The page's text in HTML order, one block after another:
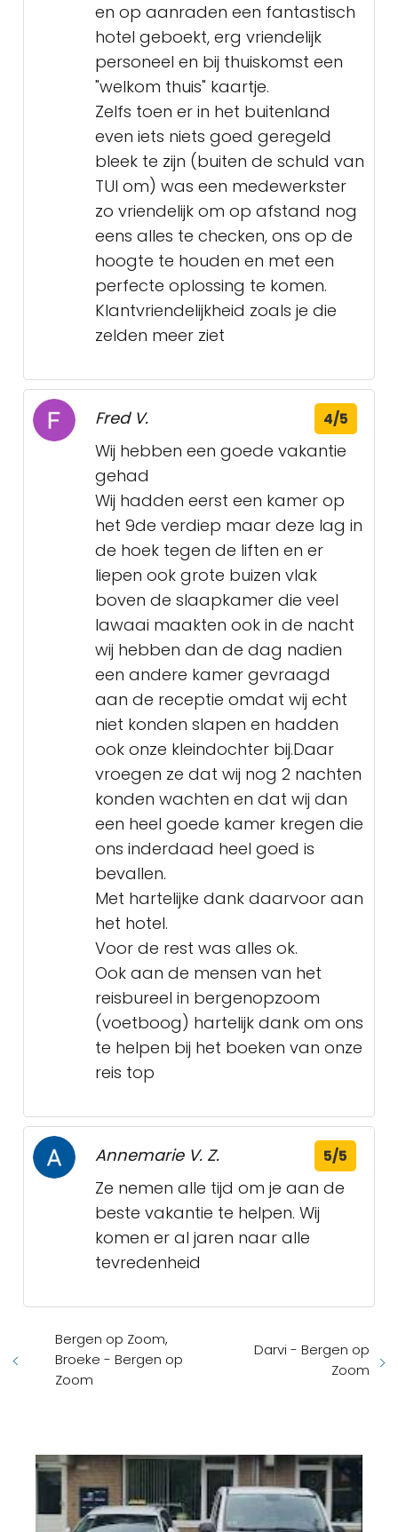
en op aanraden een fantastisch
hotel geboekt, erg vriendelijk
personeel en bij thuiskomst een
"welkom thuis" kaartje.
Zelfs toen er in het buitenland
even iets niets goed geregeld
bleek te zijn (buiten de schuld van
TUI om) was een medewerkster
zo vriendelijk om op afstand nog
eens alles te checken, ons op de
hoogte te houden en met een
perfecte oplossing te komen.
Klantvriendelijkheid zoals je die
zelden meer ziet
Fred V. 4/5
Wij hebben een goede vakantie
gehad
Wij hadden eerst een kamer op
het 9de verdiep maar deze lag in
de hoek tegen de liften en er
liepen ook grote buizen vlak
boven de slaapkamer die veel
lawaai maakten ook in de nacht
wij hebben dan de dag nadien
een andere kamer gevraagd
aan de receptie omdat wij echt
niet konden slapen en hadden
ook onze kleindochter bij.Daar
vroegen ze dat wij nog 2 nachten
konden wachten en dat wij dan
een heel goede kamer kregen die
ons inderdaad heel goed is
bevallen.
Met hartelijke dank daarvoor aan
het hotel.
Voor de rest was alles ok.
Ook aan de mensen van het
reisbureel in bergenopzoom
(voetboog) hartelijk dank om ons
te helpen bij het boeken van onze
reis top
Annemarie V. Z. 5/5
Ze nemen alle tijd om je aan de
beste vakantie te helpen. Wij
komen er al jaren naar alle
tevredenheid
Bergen op Zoom,
Broeke - Bergen op
Zoom
Darvi - Bergen op
Zoom